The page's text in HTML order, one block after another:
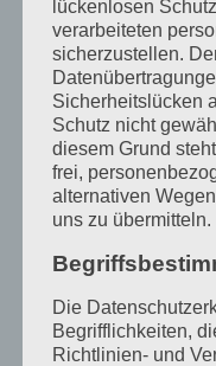
lückenlosen
verarbeiteten
sicherzustellen.
Sicherheitslücken
Schutz nicht
diesem Grund
frei,
alternativen
uns zu übermitteln.
Die
Begrifflichkeiten,
Richtlinien- und